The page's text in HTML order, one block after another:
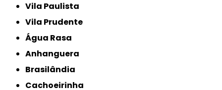
Vila Paulista
Vila Prudente
Água Rasa
Anhanguera
Brasilândia
Cachoeirinha